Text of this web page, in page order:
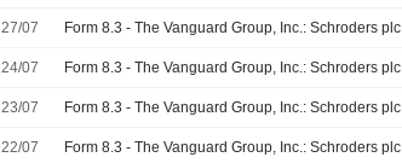
27/07 Form 8.3 - The Vanguard Group, Inc.: Schroders plc
24/07 Form 8.3 - The Vanguard Group, Inc.: Schroders plc
23/07 Form 8.3 - The Vanguard Group, Inc.: Schroders plc
22/07 Form 8.3 - The Vanguard Group, Inc.: Schroders plc